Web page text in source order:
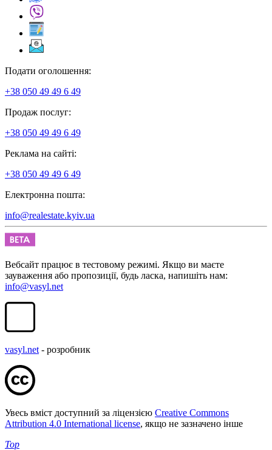
Подати оголошення:
+38 050 49 49 6 49
Продаж послуг:
+38 050 49 49 6 49
Реклама на сайті:
+38 050 49 49 6 49
Електронна пошта:
info@realestate.kyiv.ua
Вебсайт працює в тестовому режимі. Якщо ви маєте
зауваження або пропозиції, будь ласка, напишіть нам:
info@vasyl.net
vasyl.net - розробник
Увесь вміст доступний за ліцензією Creative Commons
Attribution 4.0 International license, якщо не зазначено інше
Top